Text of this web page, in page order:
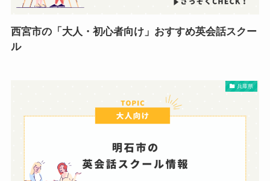
西宮市の「大人・初心者向け」おすすめ英会話スクー
ル
兵庫県